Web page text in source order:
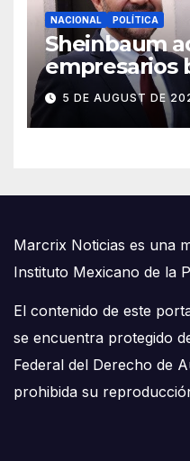
NACIONAL POLÍTICA
Sheinbaum
empresarios
llegada de
5 DE AUGUST DE
Marcrix Noticias es una
Instituto Mexicano de la
El contenido de este
se encuentra protegido
Federal del Derecho de
prohibida su